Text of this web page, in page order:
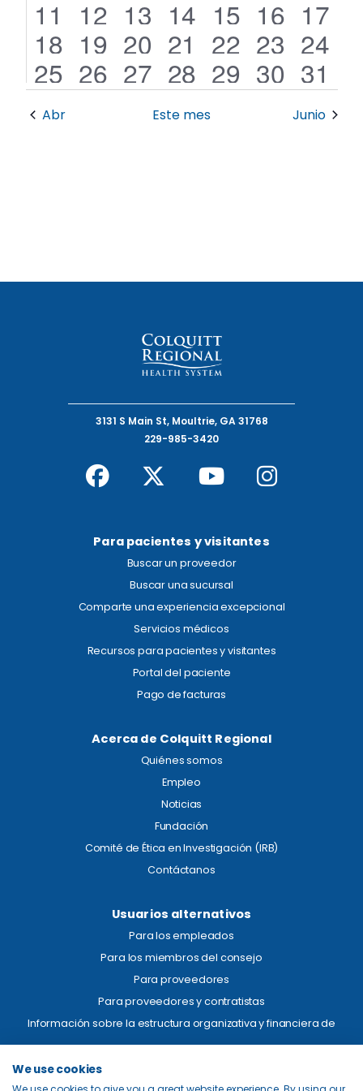
por
vistas
eventos
11
eventos
12
eventos
13
eventos
14
evento
15
eventos
16
eventos
17
eventos
18
eventos
19
1
evento
20
2
eventos
21
0
eventos
22
0
eventos
23
0
eventos
24
0
eventos
25
0
eventos
26
1
evento
27
1
evento
28
0
eventos
29
0
eventos
30
0
eventos
31
Abr Este mes Junio
3131 S Main St, Moultrie, GA 31768
229-985-3420
Para pacientes y visitantes
Buscar un proveedor
Buscar una sucursal
Comparte una experiencia excepcional
Servicios médicos
Recursos para pacientes y visitantes
Portal del paciente
Pago de facturas
Acerca de Colquitt Regional
Quiénes somos
Empleo
Noticias
Fundación
Comité de Ética en Investigación (IRB)
Contáctanos
Usuarios alternativos
Para los empleados
Para los miembros del consejo
Para proveedores
Para proveedores y contratistas
Información sobre la estructura organizativa y financiera de
We use cookies